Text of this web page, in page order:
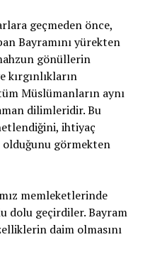
geçmeden önce,
Bayramını yürekten
gönüllerin
kırgınlıkların
Müslümanların aynı
dilimleridir. Bu
ihtiyaç
olduğunu görmekten
memleketlerinde
dolu geçirdiler. Bayram
daim olmasını